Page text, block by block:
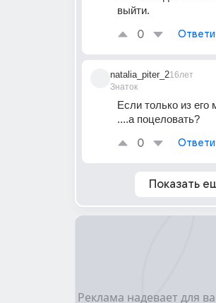
выйти.
0
natalia_piter_2
Знаток
16лет
Если только из
....а поцеловать?
0
Показать